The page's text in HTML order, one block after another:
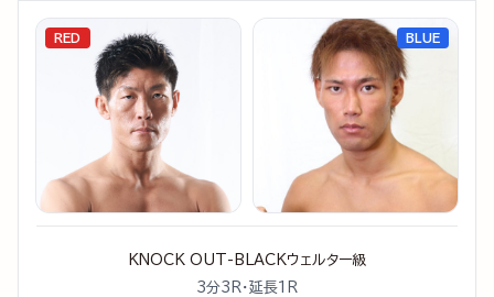
RED
KNOCK OUT-BLACKウェルター級
3分3R・延長1R
BLUE